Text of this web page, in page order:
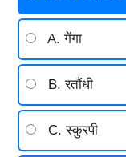
A. गेंगा
B. रतौंधी
C. स्कुरपी